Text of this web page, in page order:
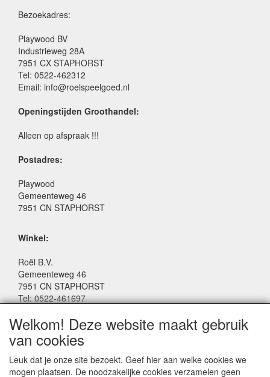
Bezoekadres:
Playwood BV
Industrieweg 28A
7951 CX STAPHORST
Tel: 0522-462312
Email: info@roelspeelgoed.nl
Openingstijden Groothandel:
Alleen op afspraak !!!
Postadres:
Playwood
Gemeenteweg 46
7951 CN STAPHORST
Winkel:
Roël B.V.
Gemeenteweg 46
7951 CN STAPHORST
Tel: 0522-461697
Facebook: www.facebook.com/roelspeelgoed
Openingstijden Winkel:
Maandag t/m Vrijdag: 9:00 - 17:30
Welkom! Deze website maakt gebruik
van cookies
Leuk dat je onze site bezoekt. Geef hier aan welke cookies we
mogen plaatsen. De noodzakelijke cookies verzamelen geen